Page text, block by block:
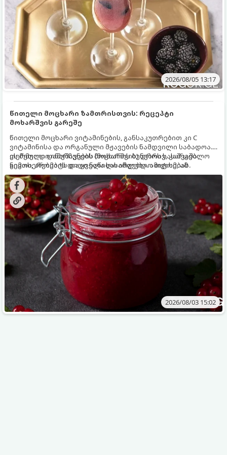
2026/08/05 13:17
წითელი მოცხარი ზამთრისთვის: რეცეპტი
მოხარშვის გარეშე
წითელი მოცხარი ვიტამინების, განსაკუთრებით კი C
ვიტამინისა და ორგანული მჟავების ნამდვილი საბადოა.
თერმული დამუშავების (მოხარშვის) დროს სასარგებლო
ნივთიერებების დიდი ნაწილი იშლება. ამიტომ, ამ
კენკრის ზამთრისთვის შესანახად საუკეთესო გზა
„ცოცხალი ჯემის“ მომზადებაა - მოხარშვის გარეშე.
ეს მეთოდი ინარჩუნებს მოცხარის ბუნებრივ, კაშკაშა
გემოს, არომატს და ყველა სასარგებლო თვისებას.
2026/08/03 15:02